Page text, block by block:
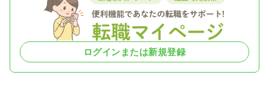
ログインまたは新規登録